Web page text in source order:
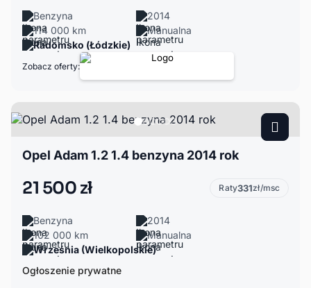
Benzyna
2014
114 000 km
Manualna
Radomsko (Łódzkie)
Zobacz oferty:
Opel Adam 1.2 1.4 benzyna 2014 rok
21 500 zł Raty331zł/msc
Benzyna
2014
102 000 km
Manualna
Września (Wielkopolskie)
Ogłoszenie prywatne